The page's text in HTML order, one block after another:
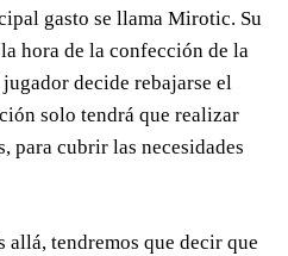
gasto se llama Mirotic. Su
hora de la confección de la
decide rebajarse el
solo tendrá que realizar
para cubrir las necesidades
allá, tendremos que decir que